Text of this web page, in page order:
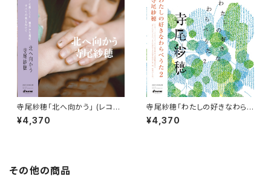
寺尾紗穂「北へ向かう」 (レコー
ド）完全限定生産【LP】※完売御
礼
¥4,370
寺尾紗穂「わたしの好きなわら
べうた２」 (レコード）完全限定
生産【LP】
¥4,370
その他の商品